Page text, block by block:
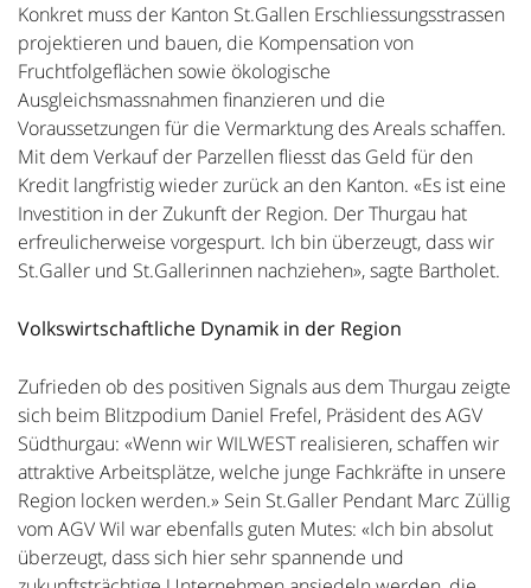
Konkret muss der Kanton St.Gallen Erschliessungsstrassen
projektieren und bauen, die Kompensation von
Fruchtfolgeflächen sowie ökologische
Ausgleichsmassnahmen finanzieren und die
Voraussetzungen für die Vermarktung des Areals schaffen.
Mit dem Verkauf der Parzellen fliesst das Geld für den
Kredit langfristig wieder zurück an den Kanton. «Es ist eine
Investition in der Zukunft der Region. Der Thurgau hat
erfreulicherweise vorgespurt. Ich bin überzeugt, dass wir
St.Galler und St.Gallerinnen nachziehen», sagte Bartholet.
Volkswirtschaftliche Dynamik in der Region
Zufrieden ob des positiven Signals aus dem Thurgau zeigte
sich beim Blitzpodium Daniel Frefel, Präsident des AGV
Südthurgau: «Wenn wir WILWEST realisieren, schaffen wir
attraktive Arbeitsplätze, welche junge Fachkräfte in unsere
Region locken werden.» Sein St.Galler Pendant Marc Züllig
vom AGV Wil war ebenfalls guten Mutes: «Ich bin absolut
überzeugt, dass sich hier sehr spannende und